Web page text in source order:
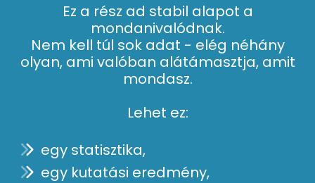
Ez a rész ad stabil alapot a
mondanivalódnak.
Nem kell túl sok adat - elég néhány
olyan, ami valóban alátámasztja, amit
mondasz.
Lehet ez:
egy statisztika,
egy kutatási eredmény,